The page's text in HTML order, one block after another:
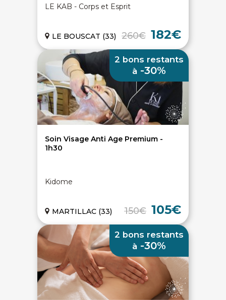
LE KAB - Corps et Esprit
260€ 182€
LE BOUSCAT (33)
Soin Visage Anti Age Premium -
1h30
Kidome
150€ 105€
MARTILLAC (33)
2 bons restants
à -30%
2 bons restants
à -30%
On discute ?
SERVICE CLIENTS LeBienEtre.fr
Notre service client est ouvert du lundi au vendredi
de 9h à 12h30 et de 14h à 18h
DEVENIR PARTENAIRE
Proposer mon établissement
Témoignages partenaires
RECRUTEMENT
Ouvrir une agence LeBienEtre.fr